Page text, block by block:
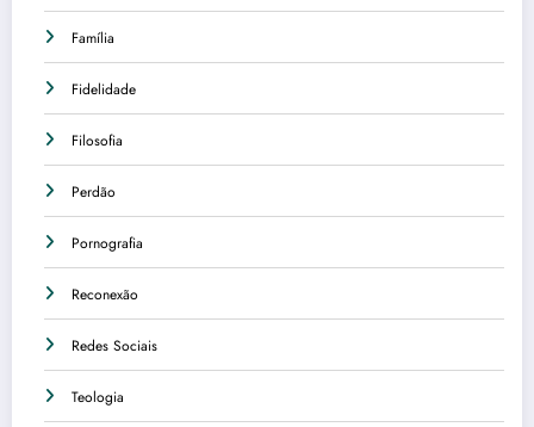
Família
Fidelidade
Filosofia
Perdão
Pornografia
Reconexão
Redes Sociais
Teologia